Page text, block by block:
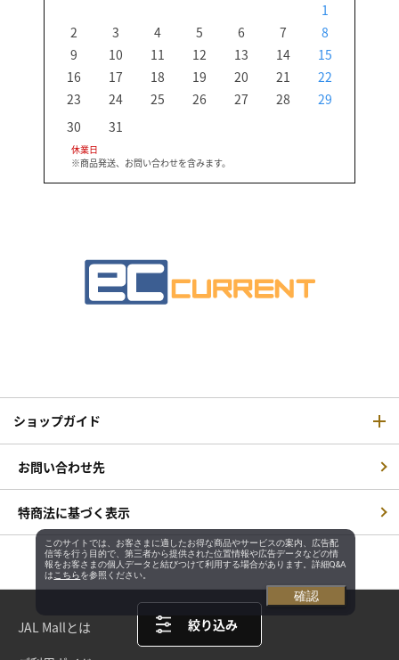
絞り込み
1
2
3 4 5 6 7
8
9
10 11 12 13 14
15
16
17 18 19 20 21
22
23
24 25 26 27 28
29
30
31
休業日
※商品発送、お問い合わせを含みます。
ショップガイド
お問い合わせ先
特商法に基づく表示
JAL Mallとは
このサイトでは、お客さまに適したお得な商品やサービスの案内、広告配
信等を行う目的で、第三者から提供された位置情報や広告データなどの情
報をお客さまの個人データと結びつけて利用する場合があります。詳細Q&A
は こちらを参照ください。
確認